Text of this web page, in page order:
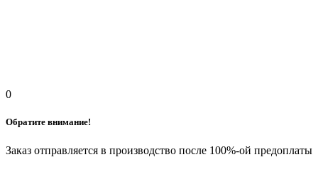
0
Обратите внимание!
Заказ отправляется в производство после 100%-ой предоплаты